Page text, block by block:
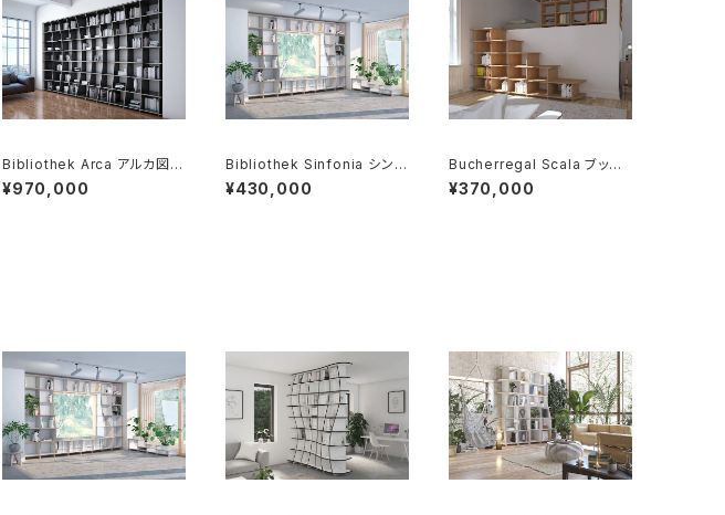
Bibliothek Arca アルカ図書
館
¥970,000
Bibliothek Sinfonia シンフ
ォニア図書館
¥430,000
Bucherregal Scala ブック
ケース・スカラ
¥370,000